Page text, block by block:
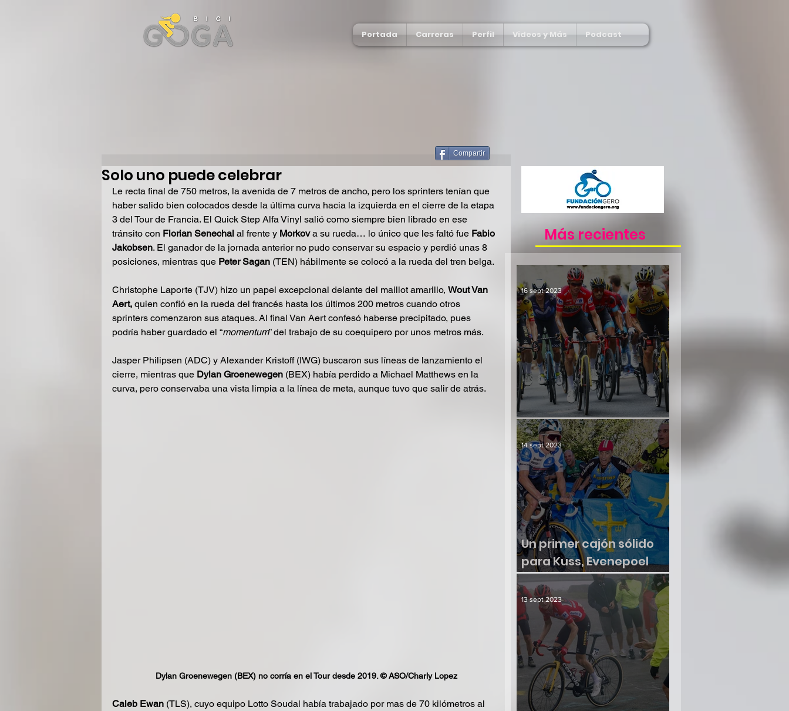
Portada Carreras Perfil Videos y Más Podcast
Más recientes
Compartir
Solo uno puede celebrar
Le recta final de 750 metros, la avenida de 7 metros de ancho, pero los sprinters tenían que
haber salido bien colocados desde la última curva hacia la izquierda en el cierre de la etapa
3 del Tour de Francia. El Quick Step Alfa Vinyl salió como siempre bien librado en ese
tránsito con Florian Senechal al frente y Morkov a su rueda… lo único que les faltó fue Fabio
Jakobsen. El ganador de la jornada anterior no pudo conservar su espacio y perdió unas 8
posiciones, mientras que Peter Sagan (TEN) hábilmente se colocó a la rueda del tren belga.
Christophe Laporte (TJV) hizo un papel excepcional delante del maillot amarillo, Wout Van
Aert, quien confió en la rueda del francés hasta los últimos 200 metros cuando otros
sprinters comenzaron sus ataques. Al final Van Aert confesó haberse precipitado, pues
podría haber guardado el “momentum” del trabajo de su coequipero por unos metros más.
Jasper Philipsen (ADC) y Alexander Kristoff (IWG) buscaron sus líneas de lanzamiento el
cierre, mientras que Dylan Groenewegen (BEX) había perdido a Michael Matthews en la
curva, pero conservaba una vista limpia a la línea de meta, aunque tuvo que salir de atrás.
Dylan Groenewegen (BEX) no corría en el Tour desde 2019. © ASO/Charly Lopez
Caleb Ewan (TLS), cuyo equipo Lotto Soudal había trabajado por mas de 70 kilómetros al
Culminación y consenso
16 sept 2023
Un primer cajón sólido
para Kuss, Evenepoel
sumó otra victoria
14 sept 2023
13 sept 2023